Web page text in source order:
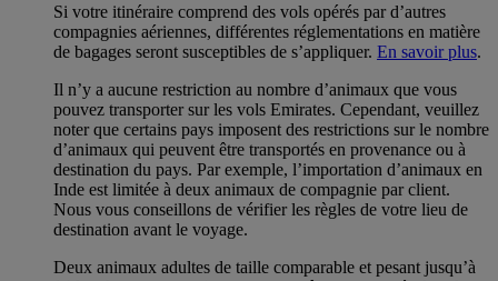
Si votre itinéraire comprend des vols opérés par d’autres
compagnies aériennes, différentes réglementations en matière
de bagages seront susceptibles de s’appliquer. En savoir plus.
Il n’y a aucune restriction au nombre d’animaux que vous
pouvez transporter sur les vols Emirates. Cependant, veuillez
noter que certains pays imposent des restrictions sur le nombre
d’animaux qui peuvent être transportés en provenance ou à
destination du pays. Par exemple, l’importation d’animaux en
Inde est limitée à deux animaux de compagnie par client.
Nous vous conseillons de vérifier les règles de votre lieu de
destination avant le voyage.
Deux animaux adultes de taille comparable et pesant jusqu’à